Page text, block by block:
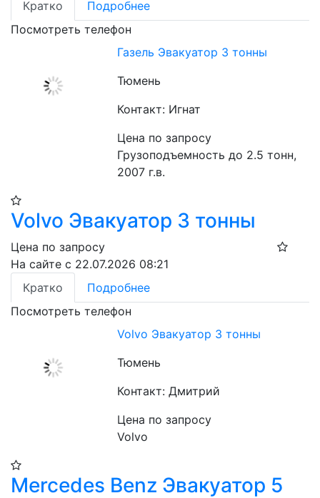
Кратко
Подробнее
Посмотреть телефон
Газель Эвакуатор 3 тонны
Тюмень
Контакт: Игнат
Цена по запросу
Грузоподъемность до 2.5 тонн,
2007 г.в.
Volvo Эвакуатор 3 тонны
Цена по запросу
На сайте с 22.07.2026 08:21
Кратко
Подробнее
Посмотреть телефон
Volvo Эвакуатор 3 тонны
Тюмень
Контакт: Дмитрий
Цена по запросу
Volvo
Mercedes Benz Эвакуатор 5